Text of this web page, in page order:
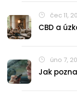
čec 11,
CBD a
úno 7,
Jak